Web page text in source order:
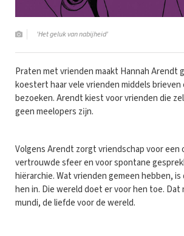
'Het geluk van nabijheid'
Praten met vrienden maakt Hannah Arendt
koestert haar vele vrienden middels
bezoeken. Arendt kiest voor vrienden die
geen meelopers zĳn.
Volgens Arendt zorgt vriendschap voor een
vertrouwde sfeer en voor spontane
hiërarchie. Wat vrienden gemeen hebben,
hen in. Die wereld doet er voor hen toe.
mundi, de liefde voor de wereld.